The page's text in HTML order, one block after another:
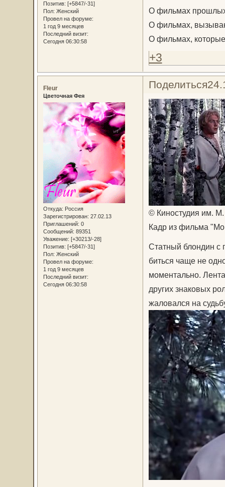
Позитив: [+5847/-31]
Пол: Женский
Провел на форуме:
1 год 9 месяцев
Последний визит:
Сегодня 06:30:58
О фильмах
О фильмах,
О фильмах,
+3
Поделиться
Fleur
Цветочная Фея
Откуда: Россия
Зарегистрирован: 27.02.13
Приглашений: 0
Сообщений: 89351
Уважение: [+30213/-28]
Позитив: [+5847/-31]
Пол: Женский
Провел на форуме:
1 год 9 месяцев
Последний визит:
Сегодня 06:30:58
© Киностудия им. М.
Кадр из фильма
Статный блондин с
биться чаще не
моментально.
других знаковых
жаловался на